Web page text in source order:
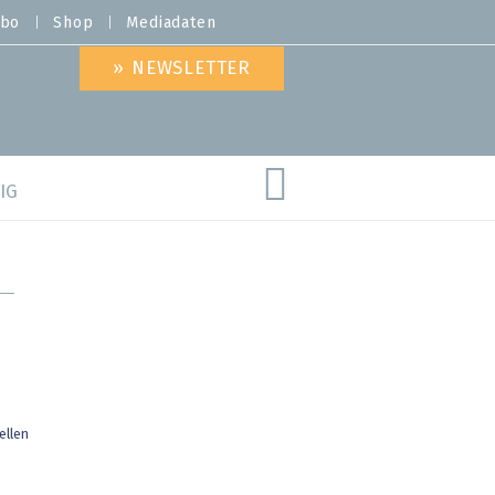
Shop Mediadaten
» NEWSLETTER